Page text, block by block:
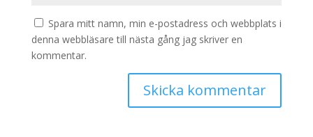
Spara mitt namn, min e-postadress och webbplats i
denna webbläsare till nästa gång jag skriver en
kommentar.